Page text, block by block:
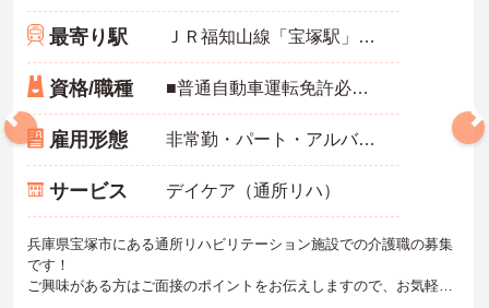
最寄り駅 ＪＲ福知山線「宝塚駅」徒歩3分
資格/職種 ■普通自動車運転免許必須 ■初任者研修以上あれば尚可、経験者歓迎
雇用形態 非常勤・パート・アルバイト
サービス デイケア（通所リハ）
兵庫県宝塚市にある通所リハビリテーション施設での介護職の募集
です！
ご興味がある方はご面接のポイントをお伝えしますので、お気軽に